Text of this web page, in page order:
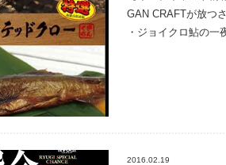
GAN CRAFTが放つ
・ジョイクロ鮎の
2016.02.19